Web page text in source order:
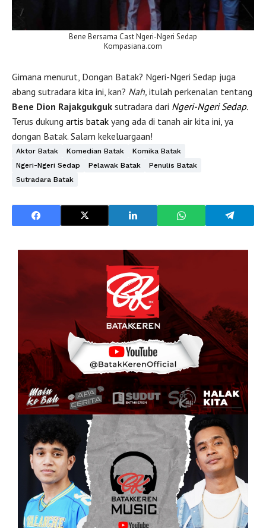
Bene Bersama Cast Ngeri-Ngeri Sedap
Kompasiana.com
Gimana menurut, Dongan Batak? Ngeri-Ngeri Sedap juga
abang sutradara kita ini, kan? Nah, itulah perkenalan tentang
Bene Dion Rajakgukguk sutradara dari Ngeri-Ngeri Sedap.
Terus dukung artis batak yang ada di tanah air kita ini, ya
dongan Batak. Salam kekeluargaan!
Aktor Batak Komedian Batak
Komika Batak
Ngeri-Ngeri Sedap
Pelawak Batak
Penulis Batak
Sutradara Batak